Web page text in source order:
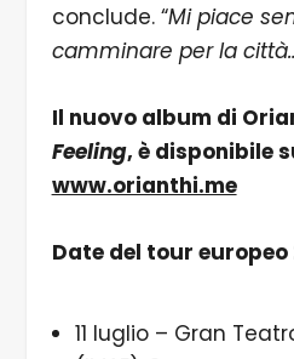
conclude. “Mi piace
camminare per la
Il nuovo album di
Feeling, è disponibile
www.orianthi.me
Date del tour europeo
11 luglio – Gran